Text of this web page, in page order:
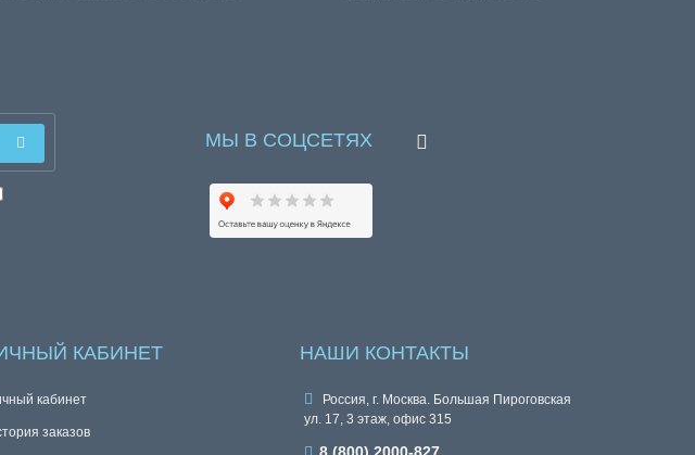
МЫ В СОЦСЕТЯХ
КАБИНЕТ
кабинет
заказов
НАШИ КОНТАКТЫ
Россия, г. Москва. Большая Пироговская
ул. 17, 3 этаж, офис 315